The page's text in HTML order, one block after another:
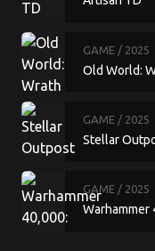
GAME / 2025
Old World:
GAME / 2025
Stellar
GAME / 2025
Warhammer